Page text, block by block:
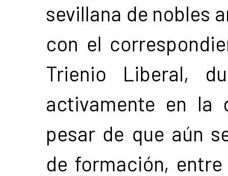
sevillana de nobles
con el
Trienio Liberal,
activamente en la
pesar de que aún
de formación, entre